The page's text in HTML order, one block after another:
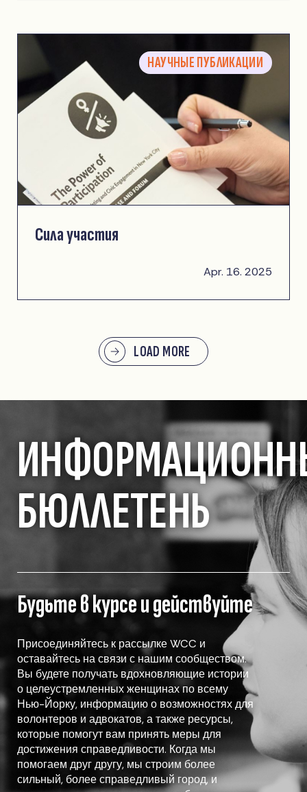
НАУЧНЫЕ ПУБЛИКАЦИИ
Сила участия
Apr. 16. 2025
LOAD MORE
БЮЛЛЕТЕНЬ
Будьте в курсе и действуйте
Присоединяйтесь к рассылке WCC и
оставайтесь на связи с нашим сообществом.
Вы будете получать вдохновляющие истории
о целеустремленных женщинах по всему
Нью-Йорку, информацию о возможностях для
волонтеров и адвокатов, а также ресурсы,
которые помогут вам принять меры для
достижения справедливости. Когда мы
помогаем друг другу, мы строим более
сильный, более справедливый город, и